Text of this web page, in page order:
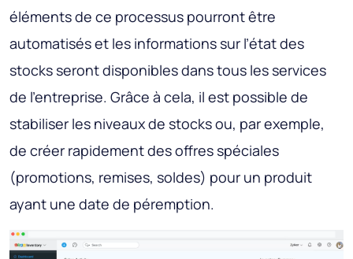
éléments de ce processus pourront être
automatisés et les informations sur l’état des
stocks seront disponibles dans tous les services
de l’entreprise. Grâce à cela, il est possible de
stabiliser les niveaux de stocks ou, par exemple,
de créer rapidement des offres spéciales
(promotions, remises, soldes) pour un produit
ayant une date de péremption.